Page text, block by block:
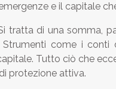
e il capitale
tratta di una somma,
come i
Tutto ciò che
protezione attiva.